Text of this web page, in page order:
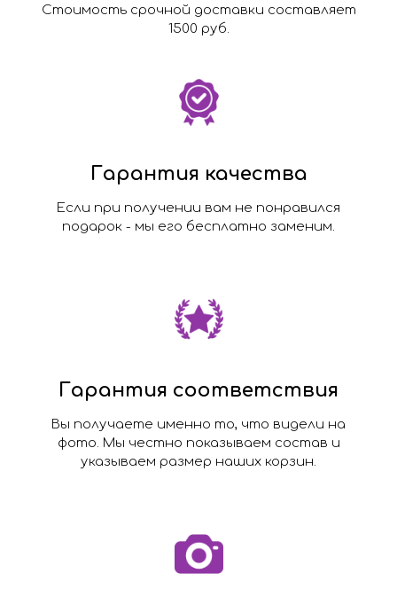
Стоимость срочной доставки составляет
1500 руб.
Гарантия качества
Если при получении вам не понравился
подарок - мы его бесплатно заменим.
Гарантия соответствия
Вы получаете именно то, что видели на
фото. Мы честно показываем состав и
указываем размер наших корзин.